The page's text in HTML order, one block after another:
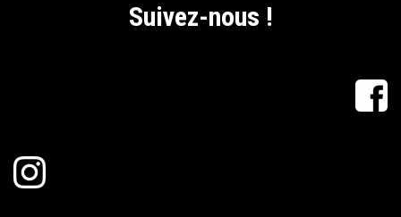
Suivez-nous !